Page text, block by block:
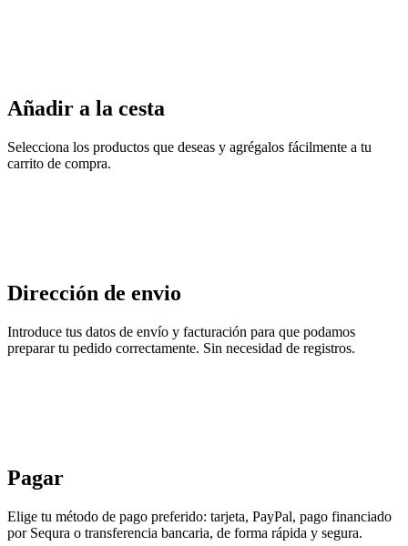
Añadir a la cesta
Selecciona los productos que deseas y agrégalos fácilmente a tu
carrito de compra.
Dirección de envio
Introduce tus datos de envío y facturación para que podamos
preparar tu pedido correctamente. Sin necesidad de registros.
Pagar
Elige tu método de pago preferido: tarjeta, PayPal, pago financiado
por Sequra o transferencia bancaria, de forma rápida y segura.